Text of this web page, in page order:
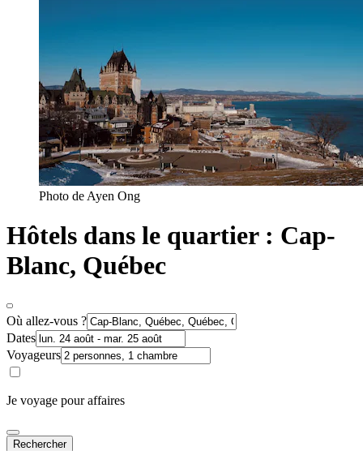
Photo de Ayen Ong
Hôtels dans le quartier : Cap-
Blanc, Québec
Où allez-vous ?
Dates
Voyageurs
Je voyage pour affaires
Rechercher